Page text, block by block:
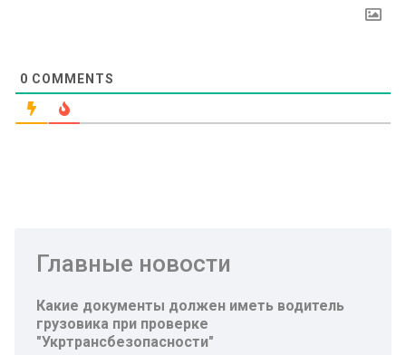
0 COMMENTS
Главные новости
Какие документы должен иметь водитель
грузовика при проверке
"Укртрансбезопасности"